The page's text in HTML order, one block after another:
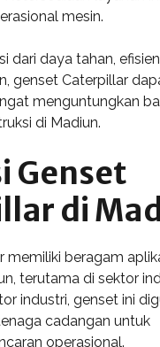
mesin.
dari daya tahan,
genset Caterpillar
menguntungkan
di Madiun.
Genset
di
memiliki beragam
terutama di sektor
industri, genset ini
cadangan untuk
operasional.